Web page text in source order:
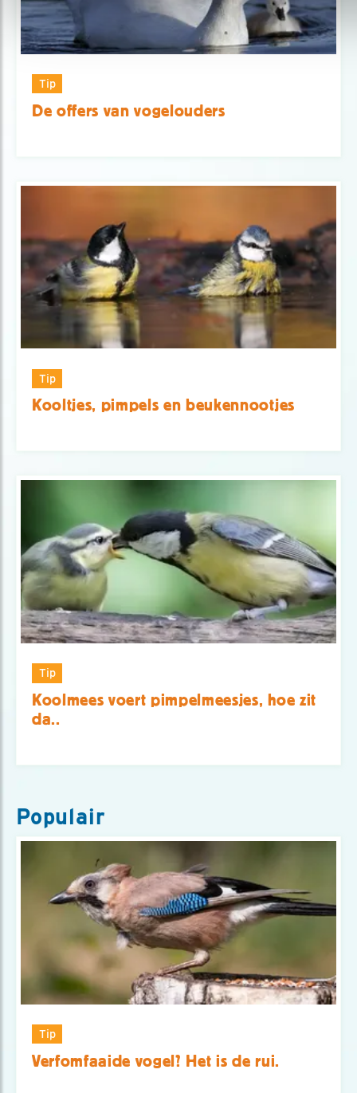
Tip
De offers van vogelouders
Tip
Kooltjes, pimpels en beukennootjes
Tip
Koolmees voert pimpelmeesjes, hoe zit
da..
Populair
Tip
Verfomfaaide vogel? Het is de rui.